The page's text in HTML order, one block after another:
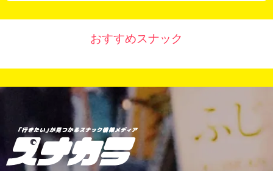
おすすめスナック